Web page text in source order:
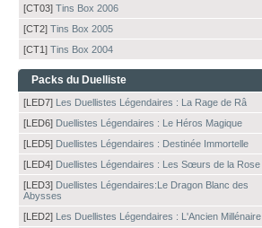
[CT03] Tins Box 2006
[CT2] Tins Box 2005
[CT1] Tins Box 2004
Packs du Duelliste
[LED7] Les Duellistes Légendaires : La Rage de Râ
[LED6] Duellistes Légendaires : Le Héros Magique
[LED5] Duellistes Légendaires : Destinée Immortelle
[LED4] Duellistes Légendaires : Les Sœurs de la Rose
[LED3] Duellistes Légendaires:Le Dragon Blanc des
Abysses
[LED2] Les Duellistes Légendaires : L'Ancien Millénaire